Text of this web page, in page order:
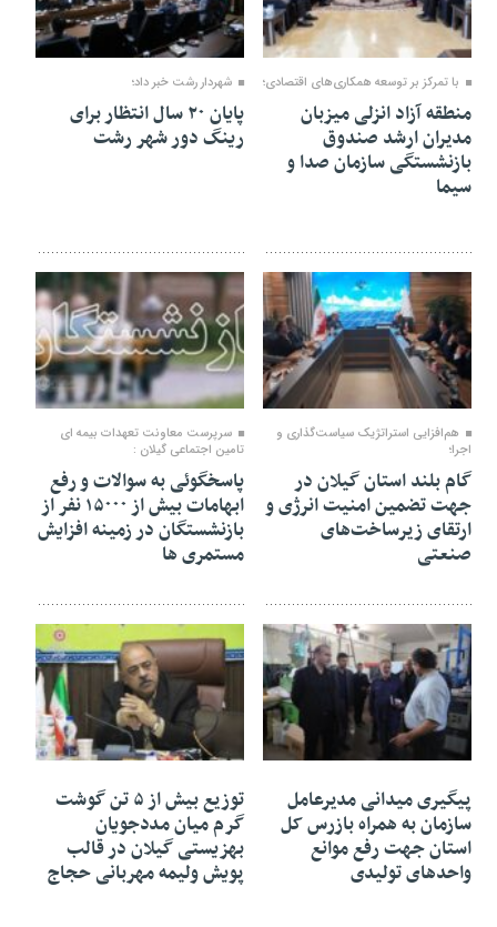
۱۱ تیر ۱۴۰۵
با تمرکز بر توسعه همکاری‌های اقتصادی؛
منطقه آزاد انزلی میزبان
مدیران ارشد صندوق
بازنشستگی سازمان صدا و
سیما
شهردار رشت خبر داد؛
پایان ۲۰ سال انتظار برای
رینگ دور شهر رشت
۱۱ تیر ۱۴۰۵
هم‌افزایی استراتژیک سیاست‌گذاری و
اجرا؛
گام بلند استان گیلان در
جهت تضمین امنیت انرژی و
ارتقای زیرساخت‌های
صنعتی
۱۱ تیر ۱۴۰۵
سرپرست معاونت تعهدات بیمه ای
تامین اجتماعی گیلان :
پاسخگوئی به سوالات و رفع
ابهامات بیش از ۱۵۰۰۰ نفر از
بازنشستگان در زمینه افزایش
مستمری ها
۰۷ تیر ۱۴۰۵
پیگیری میدانی مدیرعامل
سازمان به همراه بازرس کل
استان جهت رفع موانع
واحدهای تولیدی
توزیع بیش از ۵ تن گوشت
گرم میان مددجویان
بهزیستی گیلان در قالب
پویش ولیمه مهربانی حجاج